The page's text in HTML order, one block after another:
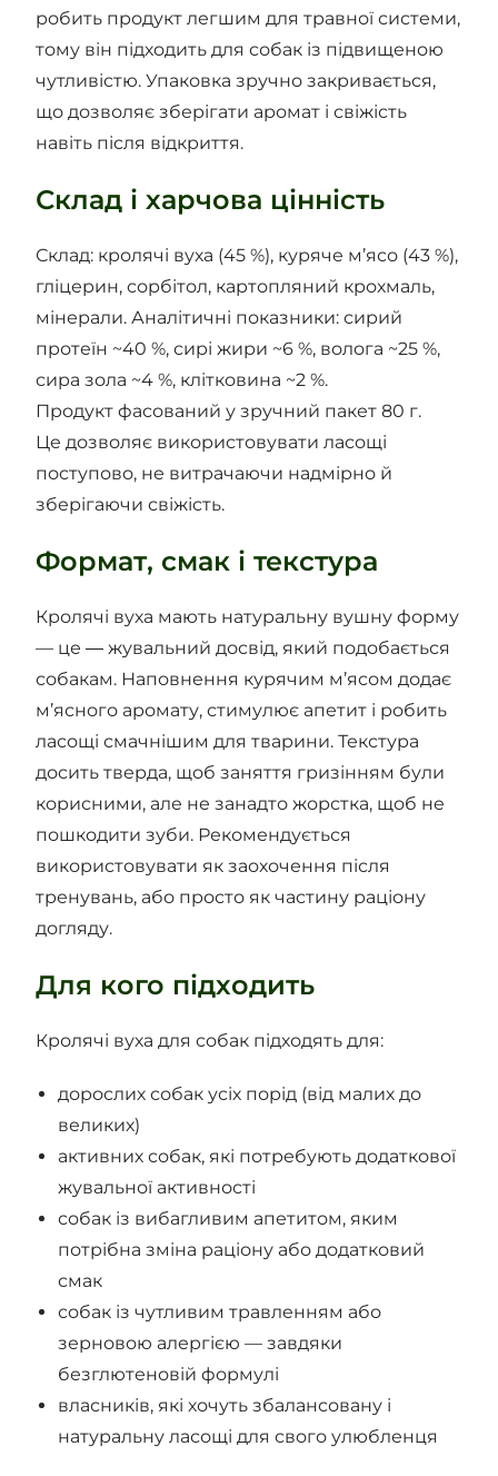
робить продукт легшим для травної системи,
тому він підходить для собак із підвищеною
чутливістю. Упаковка зручно закривається,
що дозволяє зберігати аромат і свіжість
навіть після відкриття.
Склад і харчова цінність
Склад: кролячі вуха (45 %), куряче м’ясо (43 %),
гліцерин, сорбітол, картопляний крохмаль,
мінерали. Аналітичні показники: сирий
протеїн ~40 %, сирі жири ~6 %, волога ~25 %,
сира зола ~4 %, клітковина ~2 %.
Продукт фасований у зручний пакет 80 г.
Це дозволяє використовувати ласощі
поступово, не витрачаючи надмірно й
зберігаючи свіжість.
Формат, смак і текстура
Кролячі вуха мають натуральну вушну форму
— це ― жувальний досвід, який подобається
собакам. Наповнення курячим м’ясом додає
м’ясного аромату, стимулює апетит і робить
ласощі смачнішим для тварини. Текстура
досить тверда, щоб заняття гризінням були
корисними, але не занадто жорстка, щоб не
пошкодити зуби. Рекомендується
використовувати як заохочення після
тренувань, або просто як частину раціону
догляду.
Для кого підходить
Кролячі вуха для собак підходять для:
дорослих собак усіх порід (від малих до
великих)
активних собак, які потребують додаткової
жувальної активності
собак із вибагливим апетитом, яким
потрібна зміна раціону або додатковий
смак
собак із чутливим травленням або
зерновою алергією — завдяки
безглютеновій формулі
власників, які хочуть збалансовану і
натуральну ласощі для свого улюбленця